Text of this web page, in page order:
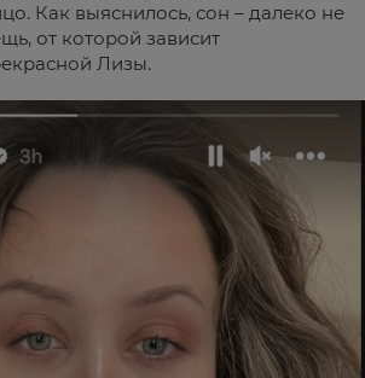
Как выяснилось, сон – далеко не
от которой зависит
Лизы.